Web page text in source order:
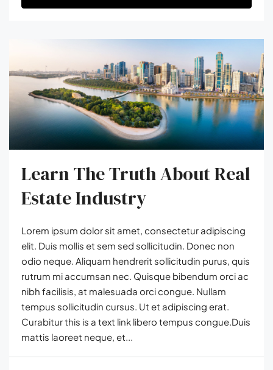
Learn The Truth About Real
Estate Industry
Lorem ipsum dolor sit amet, consectetur adipiscing
elit. Duis mollis et sem sed sollicitudin. Donec non
odio neque. Aliquam hendrerit sollicitudin purus, quis
rutrum mi accumsan nec. Quisque bibendum orci ac
nibh facilisis, at malesuada orci congue. Nullam
tempus sollicitudin cursus. Ut et adipiscing erat.
Curabitur this is a text link libero tempus congue.Duis
mattis laoreet neque, et...